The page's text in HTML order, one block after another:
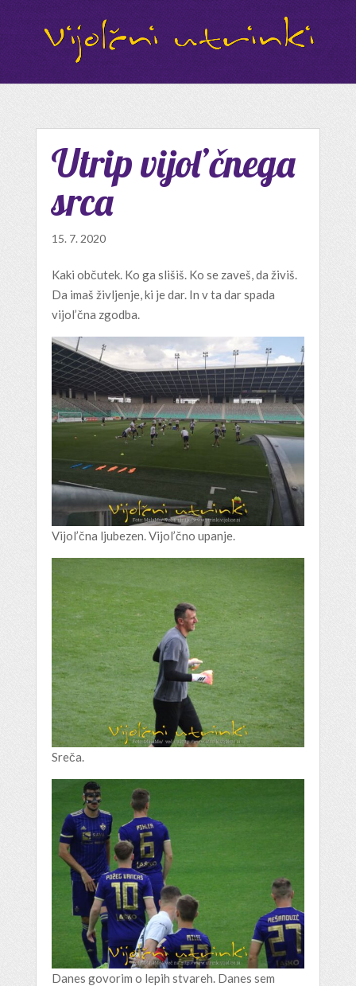
Utrip vijol’čnega
srca
15. 7. 2020
Kaki občutek. Ko ga slišiš. Ko se zaveš, da živiš.
Da imaš življenje, ki je dar. In v ta dar spada
vijol’čna zgodba.
Vijol’čna ljubezen. Vijol’čno upanje.
Sreča.
Danes govorim o lepih stvareh. Danes sem